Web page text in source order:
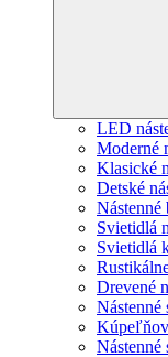
LED
Moderné
Klasické
Detské
Nástenné
Svietidlá
Svietidlá
Drevené
Nástenné